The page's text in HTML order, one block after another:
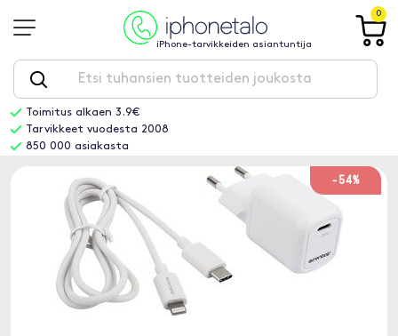
iPhone-tarvikkeiden asiantuntija
0
Toimitus alkaen 3.9€
Tarvikkeet vuodesta 2008
850 000 asiakasta
-54%